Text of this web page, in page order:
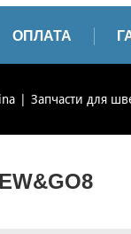
ОПЛАТА
Запчасти для